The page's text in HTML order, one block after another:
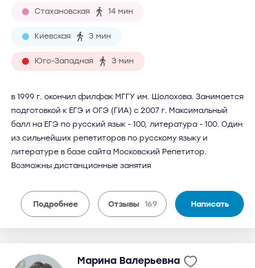
Стахановская 14 мин
Киевская 3 мин
Юго-Западная 3 мин
в 1999 г. окончил филфак МГГУ им. Шолохова. Занимается
подготовкой к ЕГЭ и ОГЭ (ГИА) с 2007 г. Максимальный
балл на ЕГЭ по русский язык - 100, литература - 100. Один
из сильнейших репетиторов по русскому языку и
литературе в базе сайта Московский Репетитор.
Возможны дистанционные занятия
Подробнее Отзывы 169 Написать
Марина Валерьевна